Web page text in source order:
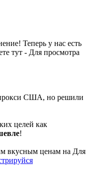
Теперь у нас есть
тут - Для просмотра
США, но решили
целей как
!
вкусным ценам на Для